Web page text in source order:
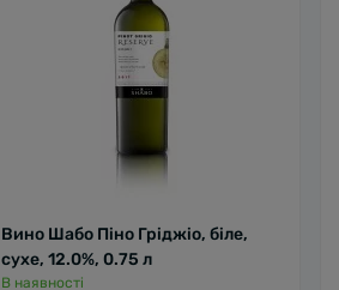
Вино Шабо Піно Гріджіо, біле,
сухе, 12.0%, 0.75 л
В наявності